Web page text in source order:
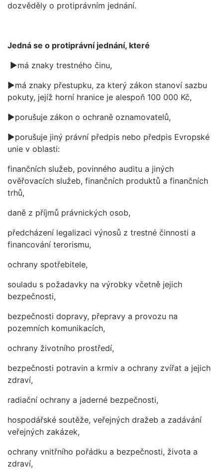
dozvěděly o protiprávním jednání.
Jedná se o protiprávní jednání, které
►má znaky trestného činu,
►má znaky přestupku, za který zákon stanoví sazbu
pokuty, jejíž horní hranice je alespoň 100 000 Kč,
►porušuje zákon o ochraně oznamovatelů,
►porušuje jiný právní předpis nebo předpis Evropské
unie v oblasti:
finančních služeb, povinného auditu a jiných
ověřovacích služeb, finančních produktů a finančních
trhů,
daně z příjmů právnických osob,
předcházení legalizaci výnosů z trestné činnosti a
financování terorismu,
ochrany spotřebitele,
souladu s požadavky na výrobky včetně jejich
bezpečnosti,
bezpečnosti dopravy, přepravy a provozu na
pozemních komunikacích,
ochrany životního prostředí,
bezpečnosti potravin a krmiv a ochrany zvířat a jejich
zdraví,
radiační ochrany a jaderné bezpečnosti,
hospodářské soutěže, veřejných dražeb a zadávání
veřejných zakázek,
ochrany vnitřního pořádku a bezpečnosti, života a
zdraví,